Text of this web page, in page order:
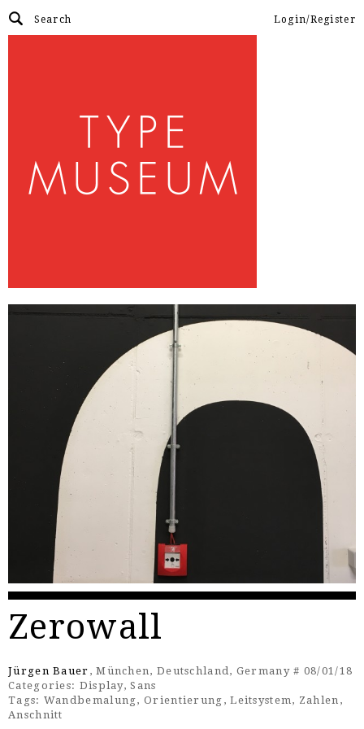
Login/Register
Zerowall
Jürgen Bauer , München, Deutschland, Germany # 08/01/18
Categories: Display,Sans
Tags: Wandbemalung,Orientierung ,Leitsystem , Zahlen ,
Anschnitt